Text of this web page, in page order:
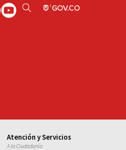
Atención y Servicios
A la Ciudadanía